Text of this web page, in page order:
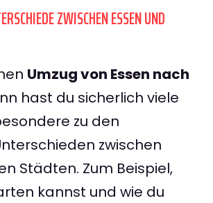
ZWISCHEN ESSEN UND
Umzug von Essen nach
hast du sicherlich viele
zu den
zwischen
Städten. Zum Beispiel,
kannst und wie du